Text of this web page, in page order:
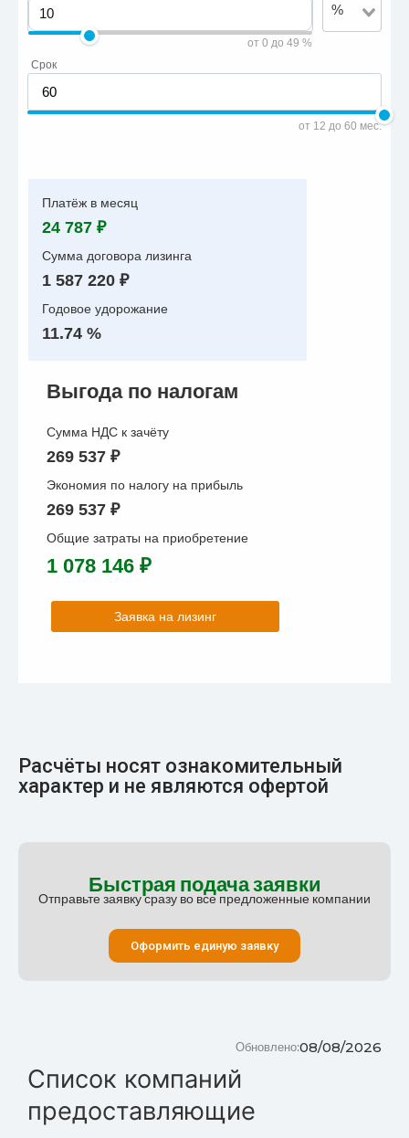
от 0 до 49 %
%
Срок
от 12 до 60 мес.
Платёж в месяц
24 787 ₽
Сумма договора лизинга
1 587 220 ₽
Годовое удорожание
11.74 %
Выгода по налогам
Сумма НДС к зачёту
269 537 ₽
Экономия по налогу на прибыль
269 537 ₽
Общие затраты на приобретение
1 078 146 ₽
Заявка на лизинг
Расчёты носят ознакомительный
характер и не являются офертой
Быстрая подача заявки
Отправьте заявку сразу во все предложенные компании
Оформить единую заявку
08/08/2026
Обновлено:
Список компаний
предоставляющие